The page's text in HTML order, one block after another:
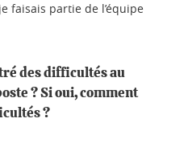
faisais partie de l’équipe
des difficultés au
? Si oui, comment
?